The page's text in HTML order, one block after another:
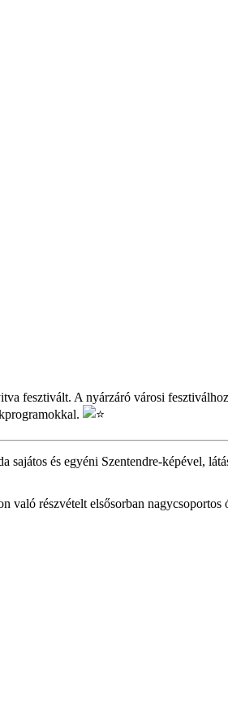
fesztivált. A nyárzáró városi
és egyéni Szentendre-képével,
részvételt elsősorban